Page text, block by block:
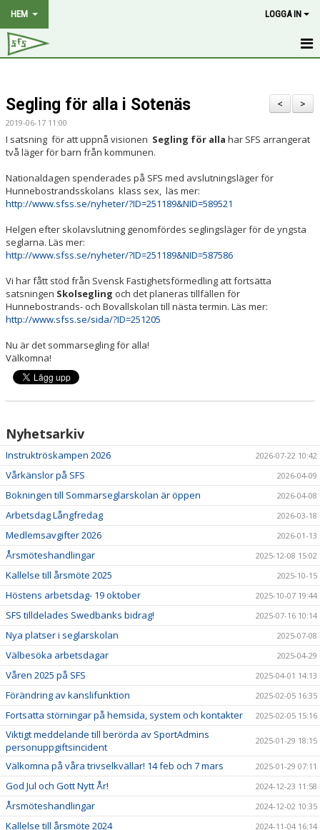
HEM LOGGA IN
NYHETER
OM KLUBBEN
HISTORIA
STYRELSE
KALENDER
BILDGALLERI
DOKUMENT
FJORDVINDEN
UTMÄRKELSER
SPONSORER
>
<
Segling för alla i Sotenäs
2019-06-17 11:00
I satsning för att uppnå visionen Segling för alla har SFS arrangerat
två läger för barn från kommunen.
Nationaldagen spenderades på SFS med avslutningsläger för
Hunnebostrandsskolans klass sex, läs mer:
http://www.sfss.se/nyheter/?ID=251189&NID=589521
Helgen efter skolavslutning genomfördes seglingsläger för de yngsta
seglarna. Läs mer:
http://www.sfss.se/nyheter/?ID=251189&NID=587586
Vi har fått stöd från Svensk Fastighetsförmedling att fortsätta
satsningen Skolsegling och det planeras tillfällen för
Hunnebostrands- och Bovallskolan till nästa termin. Läs mer:
http://www.sfss.se/sida/?ID=251205
Nu är det sommarsegling för alla!
Välkomna!
Nyhetsarkiv
Instruktröskampen 2026 2026-07-22 10:42
Vårkänslor på SFS 2026-04-09
Bokningen till Sommarseglarskolan är öppen 2026-04-08
Arbetsdag Långfredag 2026-03-18
Medlemsavgifter 2026 2026-01-13
Årsmöteshandlingar 2025-12-08 15:02
Kallelse till årsmöte 2025 2025-10-15
Höstens arbetsdag- 19 oktober 2025-10-07 19:44
SFS tilldelades Swedbanks bidrag! 2025-07-16 10:14
Nya platser i seglarskolan 2025-07-08
Välbesöka arbetsdagar 2025-04-29
Våren 2025 på SFS 2025-04-01 14:13
Förändring av kanslifunktion 2025-02-05 16:35
Fortsatta störningar på hemsida, system och kontakter 2025-02-05 15:16
Viktigt meddelande till berörda av SportAdmins
personuppgiftsincident
2025-01-29 18:15
Välkomna på våra trivselkvällar! 14 feb och 7 mars 2025-01-29 07:11
God Jul och Gott Nytt År! 2024-12-23 11:58
Årsmöteshandlingar 2024-12-02 10:35
Kallelse till årsmöte 2024 2024-11-04 16:14